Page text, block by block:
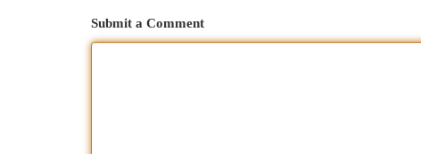
Submit a Comment